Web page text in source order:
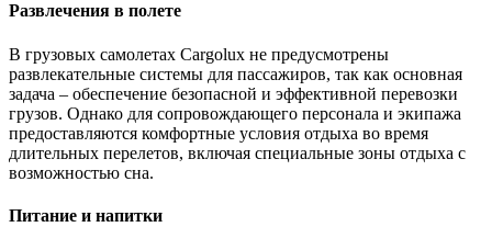
Развлечения в полете
В грузовых самолетах Cargolux не предусмотрены
развлекательные системы для пассажиров, так как основная
задача – обеспечение безопасной и эффективной перевозки
грузов. Однако для сопровождающего персонала и экипажа
предоставляются комфортные условия отдыха во время
длительных перелетов, включая специальные зоны отдыха с
возможностью сна.
Питание и напитки